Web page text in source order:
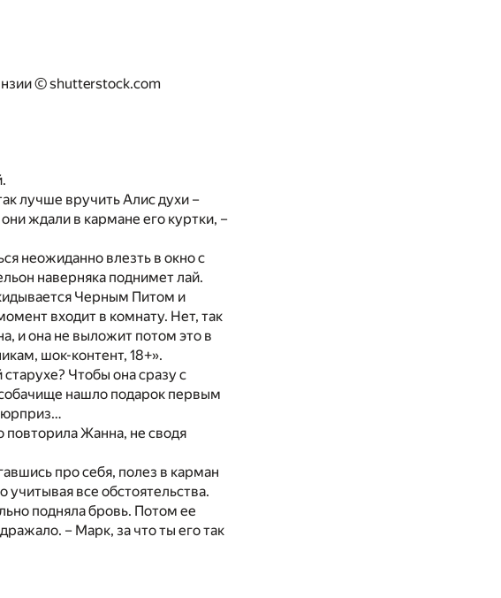
© shutterstock.com
лучше вручить Алис духи –
ждали в кармане его куртки, –
неожиданно влезть в окно с
наверняка поднимет лай.
Черным Питом и
входит в комнату. Нет, так
и она не выложит потом это в
шок-контент, 18+».
Чтобы она сразу с
нашло подарок первым
повторила Жанна, не сводя
про себя, полез в карман
все обстоятельства.
подняла бровь. Потом ее
– Марк, за что ты его так